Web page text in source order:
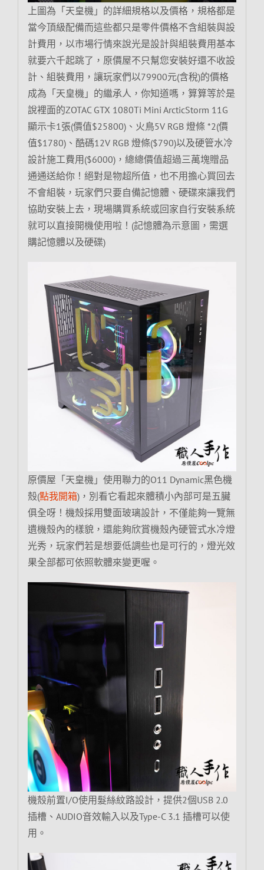
上圖為「天皇機」的詳細規格以及價格，規格都是
當今頂級配備而這些都只是零件價格不含組裝與設
計費用，以市場行情來說光是設計與組裝費用基本
就要六千起跳了，原價屋不只幫您安裝好還不收設
計、組裝費用，讓玩家們以79900元(含稅)的價格
成為「天皇機」的繼承人，你知道嗎，算算等於是
說裡面的ZOTAC GTX 1080Ti Mini ArcticStorm 11G
顯示卡1張(價值$25800)、火鳥5V RGB 燈條 *2(價
值$1780)、酷碼12V RGB 燈條($790)以及硬管水冷
設計施工費用($6000)，總總價值超過三萬塊贈品
通通送給你！絕對是物超所值，也不用擔心買回去
不會組裝，玩家們只要自備記憶體、硬碟來讓我們
協助安裝上去，現場購買系統或回家自行安裝系統
就可以直接開機使用啦！(記憶體為示意圖，需選
購記憶體以及硬碟)
原價屋「天皇機」使用聯力的O11 Dynamic黑色機
殼(點我開箱)，別看它看起來體積小內部可是五臟
俱全呀！機殼採用雙面玻璃設計，不僅能夠一覽無
遺機殼內的樣貌，還能夠欣賞機殼內硬管式水冷燈
光秀，玩家們若是想要低調些也是可行的，燈光效
果全部都可依照軟體來變更喔。
機殼前置I/O使用髮絲紋路設計，提供2個USB 2.0
插槽、AUDIO音效輸入以及Type-C 3.1 插槽可以使
用。